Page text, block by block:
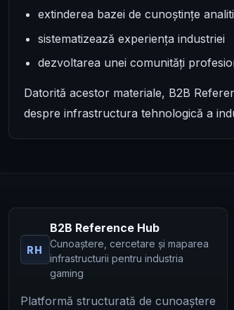
extinderea bazei de cunoștințe
sistematizează experiența industriei
dezvoltarea unei comunități
Datorită acestor materiale, B2B
despre infrastructura tehnologică a
RH
B2B Reference Hub
Cunoaștere, cercetare și maparea
infrastructurii pentru industria
gaming
Platformă structurată de cunoaștere